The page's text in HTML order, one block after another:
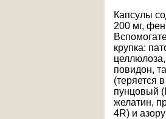
Капсулы
200 мг,
крупка:
повидон,
(теряется
пунцовый
желатин,
4R) и